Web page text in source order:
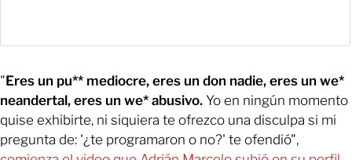
"Eres un pu** mediocre, eres un don nadie, eres un we*
neandertal, eres un we* abusivo. Yo en ningún momento
quise exhibirte, ni siquiera te ofrezco una disculpa si mi
pregunta de: '¿te programaron o no?' te ofendió",